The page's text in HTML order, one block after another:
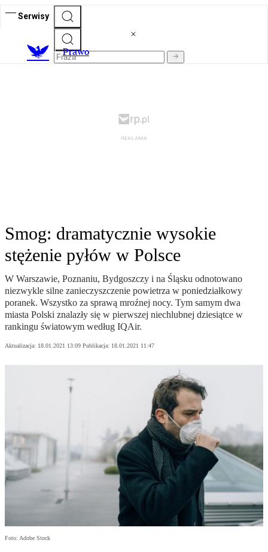
Serwisy
Prawo
Smog: dramatycznie wysokie
stężenie pyłów w Polsce
W Warszawie, Poznaniu, Bydgoszczy i na Śląsku odnotowano
niezwykle silne zanieczyszczenie powietrza w poniedziałkowy
poranek. Wszystko za sprawą mroźnej nocy. Tym samym dwa
miasta Polski znalazły się w pierwszej niechlubnej dziesiątce w
rankingu światowym według IQAir.
Aktualizacja: 18.01.2021 13:09 Publikacja: 18.01.2021 11:47
Foto: Adobe Stock